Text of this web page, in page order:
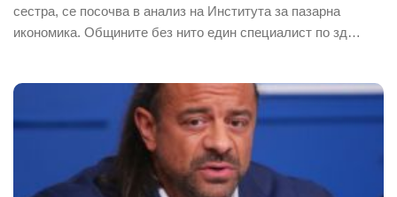
сестра, се посочва в анализ на Института за пазарна
икономика. Общините без нито един специалист по зд…